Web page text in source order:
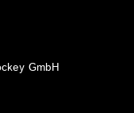
GmbH